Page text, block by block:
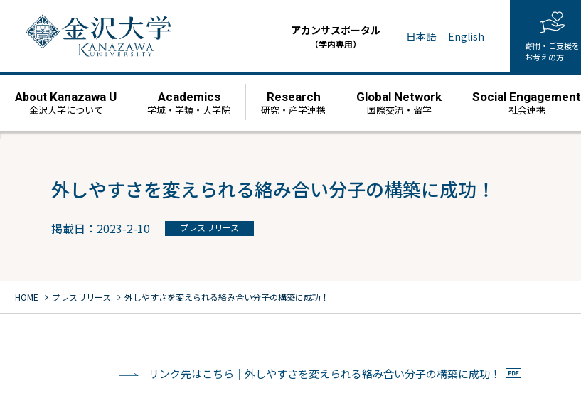
アカンサスポータル
（学内専用） 日本語 English
寄附・ご支援を
お考えの方
About Kanazawa U
金沢大学について
Academics
学域・学類・大学院
Research
研究・産学連携
Global Network
国際交流・留学
Social Engagement
社会連携
外しやすさを変えられる絡み合い分子の構築に成功！
掲載日：2023-2-10 プレスリリース
HOME chevron_right プレスリリース chevron_right 外しやすさを変えられる絡み合い分子の構築に成功！
リンク先はこちら｜外しやすさを変えられる絡み合い分子の構築に成功！